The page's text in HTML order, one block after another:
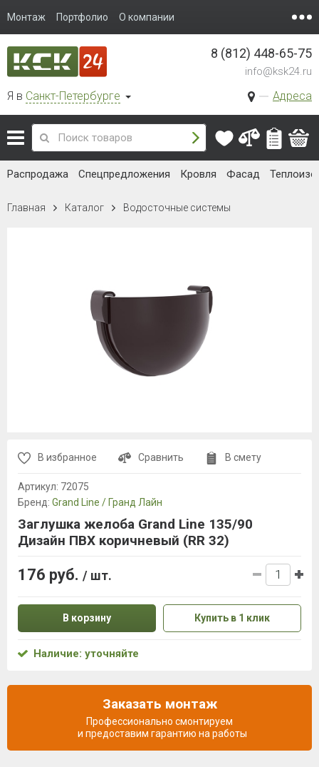
Монтаж Портфолио О компании
Я в Санкт-Петербурге Адреса
8 (812) 448-65-75
info@ksk24.ru
Распродажа Спецпредложения Кровля Фасад
Главная Каталог Водосточные системы
В избранное Сравнить В смету
Артикул: 72075
Бренд: Grand Line / Гранд Лайн
Заглушка желоба Grand Line 135/90
Дизайн ПВХ коричневый (RR 32)
176 руб. / шт.
В корзину Купить в 1 клик
Наличие: уточняйте
Заказать монтаж
Профессионально смонтируем
и предоставим гарантию на работы